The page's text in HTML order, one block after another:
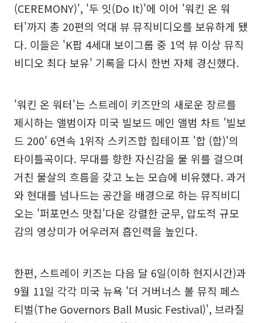
(CEREMONY)', '두 잇(Do It)'에 이어 '워킨 온 워
터'까지 총 20편의 억대 뷰 뮤직비디오를 보유하게 됐
다. 이들은 'K팝 4세대 보이그룹 중 1억 뷰 이상 뮤직
비디오 최다 보유' 기록을 다시 한번 자체 경신했다.
'워킨 온 워터'는 스트레이 키즈만의 새로운 장르를
제시하는 앨범이자 미국 빌보드 메인 앨범 차트 '빌보
드 200' 6연속 1위작 스키즈합 힙테이프 '합 (합)'의
타이틀곡이다. 무대를 향한 자신감을 물 위를 걸으며
거친 물살의 흐름을 갖고 노는 모습에 비유했다. 과거
와 현대를 넘나드는 공간을 배경으로 하는 뮤직비디
오는 '퍼포먼스 맛집'다운 강렬한 군무, 압도적 규모
감의 영상미가 어우러져 흡인력을 높인다.
한편, 스트레이 키즈는 다음 달 6일(이하 현지시간)과
9월 11일 각각 미국 뉴욕 '더 거버너스 볼 뮤직 페스
티벌(The Governors Ball Music Festival)', 브라질